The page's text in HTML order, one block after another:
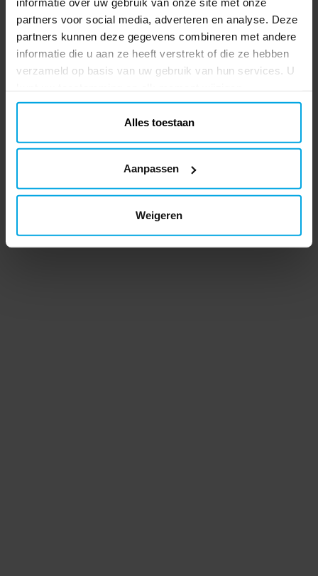
partners voor social media, adverteren en analyse. Deze
partners kunnen deze gegevens combineren met andere
informatie die u aan ze heeft verstrekt of die ze hebben
verzameld op basis van uw gebruik van hun services. U
Alles toestaan
Aanpassen
Weigeren